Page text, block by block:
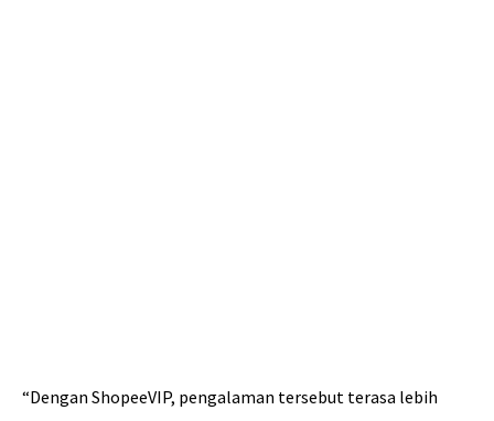
“Dengan ShopeeVIP, pengalaman tersebut terasa lebih